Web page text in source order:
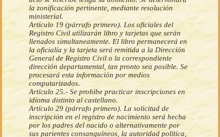
la zonificación pertinente, mediante resolución
ministerial.
Artículo 19 (párrafo primero). Los oficiales del
Registro Civil utilizarán libro y tarjetas que serán
llenados simultaneamente. El libro permanecerá en
la oficialía y la tarjeta será remitida a la Dirección
General de Registro Civil o la correspondiente
dirección departamental, tan pronto sea posible. Se
procesará esta información por medios
computarizados.
Artículo 25.- Se prohibe practicar inscripciones en
idioma distinto al castellano.
Artículo 29 (párrafo primero). La solicitud de
inscripción en el registro de nacimiento será hecha
por los padres del nacido o alternativamente por
sus parientes consanguíneos, la autoridad política,